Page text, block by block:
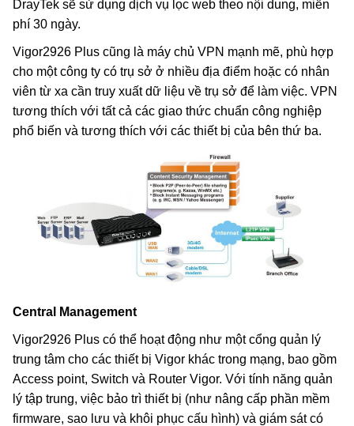
DrayTek sẽ sử dụng dịch vụ lọc web theo nội dung, miễn
phí 30 ngày.
Vigor2926 Plus cũng là máy chủ VPN mạnh mẽ, phù hợp
cho một công ty có trụ sở ở nhiều địa điểm hoặc có nhân
viên từ xa cần truy xuất dữ liệu về trụ sở để làm việc. VPN
tương thích với tất cả các giao thức chuẩn công nghiệp
phổ biến và tương thích với các thiết bị của bên thứ ba.
Central Management
Vigor2926 Plus có thể hoạt động như một cổng quản lý
trung tâm cho các thiết bị Vigor khác trong mạng, bao gồm
Access point, Switch và Router Vigor. Với tính năng quản
lý tập trung, việc bảo trì thiết bị (như nâng cấp phần mềm
firmware, sao lưu và khôi phục cấu hình) và giám sát có